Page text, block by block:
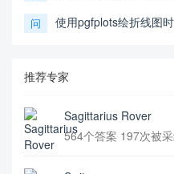
问 使用pgfplots绘折线图
推荐专家
Sagittarius Rover
564个答案 197次被